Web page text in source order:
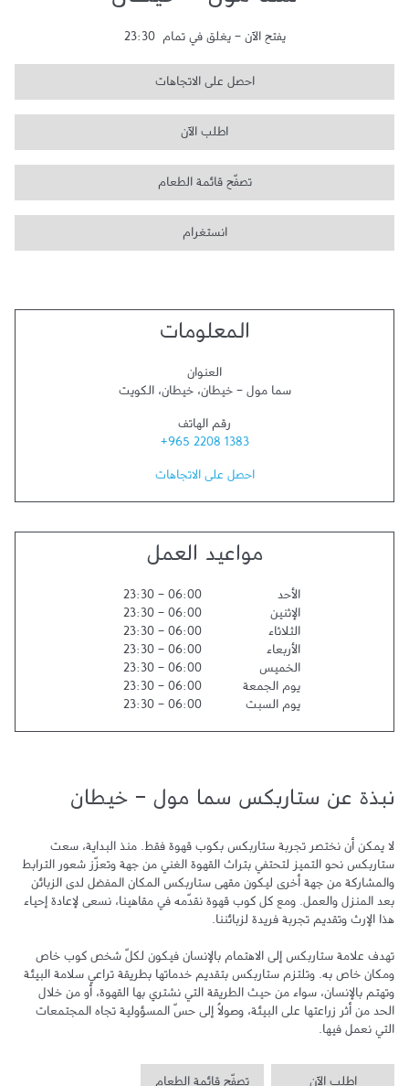
يفتح الآن - يغلق في تمام 23:30
احصل على الاتجاهات
اطلب الآن
تصفّح قائمة الطعام
انستغرام
المعلومات
العنوان
سما مول - خيطان،خيطان،الكويت
رقم الهاتف
+965 2208 1383
احصل على الاتجاهات
مواعيد العمل
الأحد 06:00
-
23:30
الإثنين
06:00
-
23:30
الثلاثاء
06:00
-
23:30
الأربعاء
06:00
-
23:30
الخميس
06:00
-
23:30
يوم الجمعة
06:00
-
23:30
يوم السبت
06:00
-
23:30
نبذة عن ستاربكس سما مول - خيطان
التي نعمل فيها.